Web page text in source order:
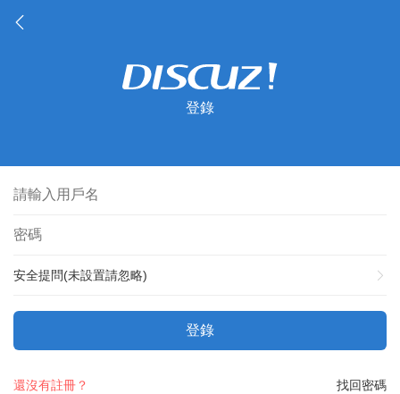
登錄
安全提問(未設置請忽略)
登錄
找回密碼
還沒有註冊？